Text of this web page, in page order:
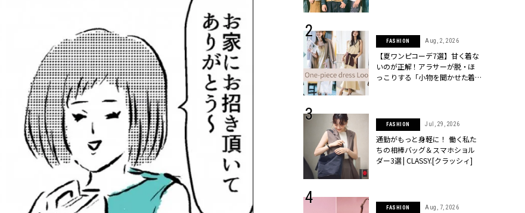
Aug, 6, 2026
【ヘアアクセ6選】手抜きに見え
ない！アラサーのまとめ髪が垢
抜ける「即戦力アクセ」たち |
CLASSY.[クラッシィ]
BEAUTY Aug, 5, 2026
忙しい毎日に「うるおいター
ボ」を。新【SOFINA BASIC＋】
のお手入れでうるおってなめら
かな肌を目指す | CLASSY.[クラッ
BEAUTY Aug, 7, 2026
WEDDING
【結婚指輪】人気ブランドのリ
ング22選｜20〜30代カップルの
エピソードも | CLASSY.[クラッシ
ィ]
WEDDING
【一生ものジュエリー】1つでも
存在感が際立つ！ポメラートの
「トゥギャザー」シリーズに注
目 | CLASSY.[クラッシィ]
Aug, 18, 2025
FASHION Aug, 2, 2026
【夏ワンピコーデ7選】甘く着な
いのが正解！アラサーが脱・ほ
っこりする「小物を聞かせた着
FASHION Jul, 29, 2026
通勤がもっと身軽に！ 働く私た
ちの相棒バッグ＆スマホショル
ダー3選 | CLASSY.[クラッシィ]
FASHION Aug, 7, 2026